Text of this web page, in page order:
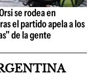
se rodea en
el partido apela a los
de la gente